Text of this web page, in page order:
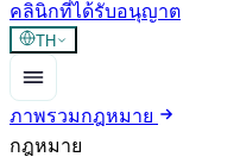
คลินิกที่ได้รับอนุญาต
TH
ภาพรวมกฎหมาย
กฎหมาย